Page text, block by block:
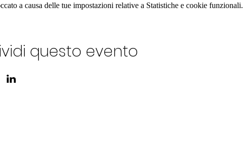
a causa delle tue impostazioni relative a Statistiche e cookie funzionali.
questo evento